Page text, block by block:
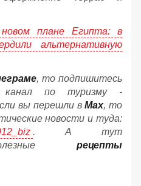
новом плане Египта: в
альтернативную
, то подпишитесь
по туризму -
вы перешли вМах, то
новости и туда:
. А тут
рецепты